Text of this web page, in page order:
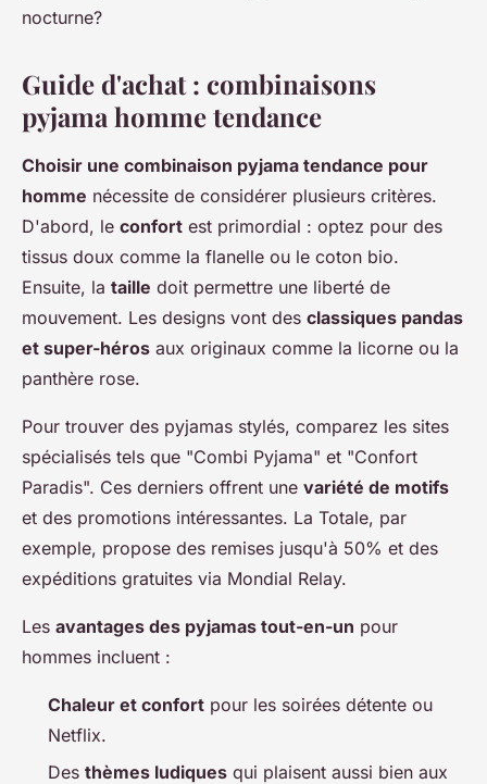
nocturne?
Guide d'achat : combinaisons
pyjama homme tendance
Choisir une combinaison pyjama tendance pour
homme nécessite de considérer plusieurs critères.
D'abord, le confort est primordial : optez pour des
tissus doux comme la flanelle ou le coton bio.
Ensuite, la taille doit permettre une liberté de
mouvement. Les designs vont des classiques pandas
et super-héros aux originaux comme la licorne ou la
panthère rose.
Pour trouver des pyjamas stylés, comparez les sites
spécialisés tels que "Combi Pyjama" et "Confort
Paradis". Ces derniers offrent une variété de motifs
et des promotions intéressantes. La Totale, par
exemple, propose des remises jusqu'à 50% et des
expéditions gratuites via Mondial Relay.
Les avantages des pyjamas tout-en-un pour
hommes incluent :
Chaleur et confort pour les soirées détente ou
Netflix.
Des thèmes ludiques qui plaisent aussi bien aux